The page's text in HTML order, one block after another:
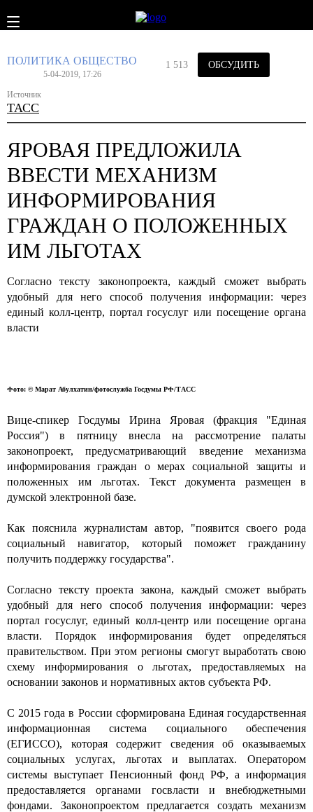
ПОЛИТИКА ОБЩЕСТВО
5-04-2019, 17:26
Источник
ТАСС
1 513 ОБСУДИТЬ
ЯРОВАЯ ПРЕДЛОЖИЛА
ВВЕСТИ МЕХАНИЗМ
ИНФОРМИРОВАНИЯ
ГРАЖДАН О ПОЛОЖЕННЫХ
ИМ ЛЬГОТАХ
Согласно тексту законопроекта, каждый сможет выбрать
удобный для него способ получения информации: через
единый колл-центр, портал госуслуг или посещение органа
власти
Фото: © Марат Абулхатин/фотослужба Госдумы РФ/ТАСС
Вице-спикер Госдумы Ирина Яровая (фракция "Единая
Россия") в пятницу внесла на рассмотрение палаты
законопроект, предусматривающий введение механизма
информирования граждан о мерах социальной защиты и
положенных им льготах. Текст документа размещен в
думской электронной базе.
Как пояснила журналистам автор, "появится своего рода
социальный навигатор, который поможет гражданину
получить поддержку государства".
Согласно тексту проекта закона, каждый сможет выбрать
удобный для него способ получения информации: через
портал госуслуг, единый колл-центр или посещение органа
власти. Порядок информирования будет определяться
правительством. При этом регионы смогут выработать свою
схему информирования о льготах, предоставляемых на
основании законов и нормативных актов субъекта РФ.
С 2015 года в России сформирована Единая государственная
информационная система социального обеспечения
(ЕГИССО), которая содержит сведения об оказываемых
социальных услугах, льготах и выплатах. Оператором
системы выступает Пенсионный фонд РФ, а информация
предоставляется органами госвласти и внебюджетными
фондами. Законопроектом предлагается создать механизм